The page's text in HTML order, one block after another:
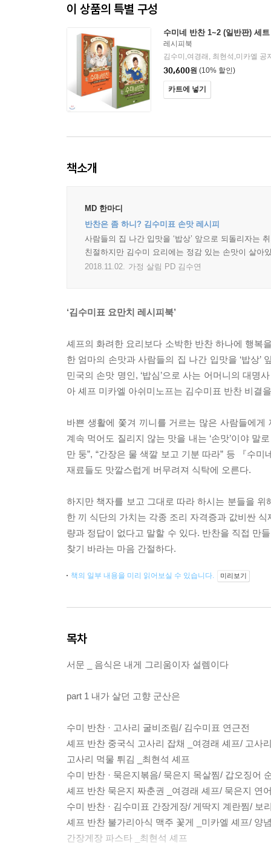
이 상품의 특별 구성
수미네 반찬 1~2 (일반판) 세트
레시피북
김수미,여경래, 최현석,미카엘 공
30,600원 (10% 할인)
카트에 넣기
책소개
MD 한마디
반찬은 좀 하니? 김수미표 손맛 레시피
사람들의 집 나간 입맛을 ‘밥상’ 앞으로 되돌리자는
친절하지만 김수미 요리에는 정감 있는 손맛이 살아
2018.11.02. 가정 살림 PD 김수연
‘김수미표 요만치 레시피북’
셰프의 화려한 요리보다 소박한 반찬 하나에 행복
한 엄마의 손맛과 사람들의 집 나간 입맛을 ‘밥상’
민국의 손맛 명인, ‘밥심’으로 사는 어머니의 대
아 셰프 미카엘 아쉬미노프는 김수미표 반찬 비결
바쁜 생활에 쫓겨 끼니를 거르는 많은 사람들에
계속 먹어도 질리지 않는 맛을 내는 ‘손맛’이야 말
만 둥”, “간장은 물 색깔 보고 기분 따라” 등 『수
재료들도 맛깔스럽게 버무려져 식탁에 오른다.
하지만 책자를 보고 그대로 따라 하시는 분들을
한 끼 식단의 가치는 각종 조리 자격증과 값비싼
량과 정답이 없다고 말할 수 있다. 반찬을 직접 만
찾기 바라는 마음 간절하다.
책의 일부 내용을 미리 읽어보실 수 있습니다. 미리보기
목차
서문 _ 음식은 내게 그리움이자 설렘이다
part 1 내가 살던 고향 군산은
수미 반찬 · 고사리 굴비조림/ 김수미표 연근전
셰프 반찬 중국식 고사리 잡채 _여경래 셰프/ 고사
고사리 먹물 튀김 _최현석 셰프
수미 반찬 · 묵은지볶음/ 묵은지 목살찜/ 갑오징어
셰프 반찬 묵은지 짜춘권 _여경래 셰프/ 묵은지 연
수미 반찬 · 김수미표 간장게장/ 게딱지 계란찜/ 보
셰프 반찬 불가리아식 맥주 꽃게 _미카엘 셰프/ 양
간장게장 파스타 _최현석 셰프